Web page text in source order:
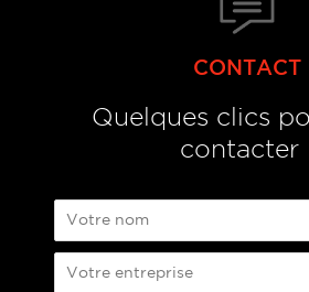
CONTACT
Quelques clics
contacter